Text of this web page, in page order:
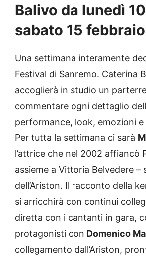
Balivo da lunedì
sabato 15
Una settimana interamente
Festival di Sanremo. Caterina
accoglierà in studio un
commentare ogni dettaglio
performance, look, emozioni
Per tutta la settimana ci sarà
l’attrice che nel 2002 affiancò
assieme a Vittoria Belvedere –
dell’Ariston. Il racconto della
si arricchirà con continui
diretta con i cantanti in gara,
protagonisti con Domenico
collegamento dall’Ariston,